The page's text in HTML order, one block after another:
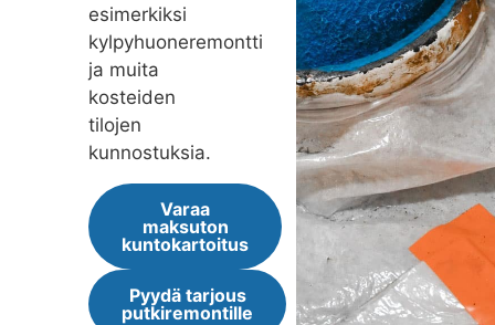
esimerkiksi
kylpyhuoneremontti
ja muita
kosteiden
tilojen
kunnostuksia.
Varaa
maksuton
kuntokartoitus
Pyydä tarjous
putkiremontille